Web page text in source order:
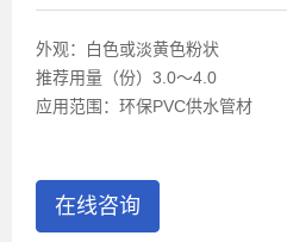
外观：白色或淡黄色粉状
推荐用量（份）3.0～4.0
应用范围：环保PVC供水管材
在线咨询